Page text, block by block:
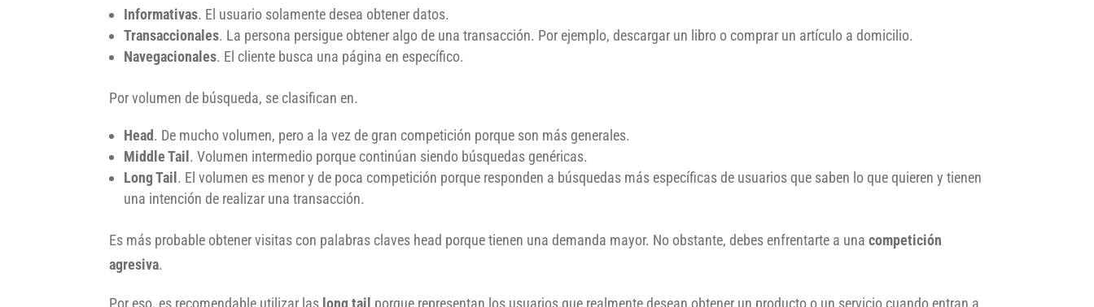
Informativas. El usuario solamente desea obtener datos.
Transaccionales. La persona persigue obtener algo de una transacción. Por ejemplo, descargar un libro o comprar un artículo a domicilio.
Navegacionales. El cliente busca una página en específico.
Por volumen de búsqueda, se clasifican en.
Head. De mucho volumen, pero a la vez de gran competición porque son más generales.
Middle Tail . Volumen intermedio porque continúan siendo búsquedas genéricas.
Long Tail . El volumen es menor y de poca competición porque responden a búsquedas más específicas de usuarios que saben lo que quieren y tienen
una intención de realizar una transacción.
Es más probable obtener visitas con palabras claves head porque tienen una demanda mayor. No obstante, debes enfrentarte a unacompetición
agresiva.
Por eso, es recomendable utilizar las long tail porque representan los usuarios que realmente desean obtener un producto o un servicio cuando entran a